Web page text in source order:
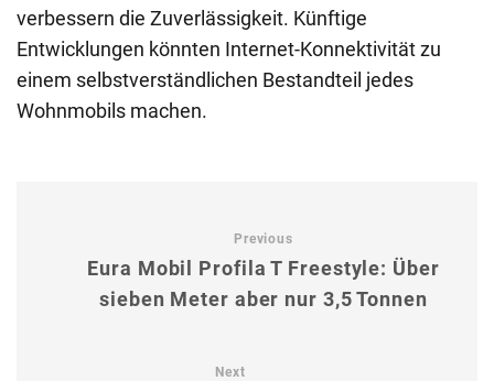
verbessern die Zuverlässigkeit. Künftige
Entwicklungen könnten Internet-Konnektivität zu
einem selbstverständlichen Bestandteil jedes
Wohnmobils machen.
Previous
Eura Mobil Profila T Freestyle: Über
sieben Meter aber nur 3,5 Tonnen
Next